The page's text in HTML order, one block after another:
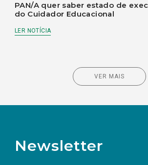
PAN/A quer saber estado de
do Cuidador Educacional
LER NOTÍCIA
VER MAIS
Newsletter